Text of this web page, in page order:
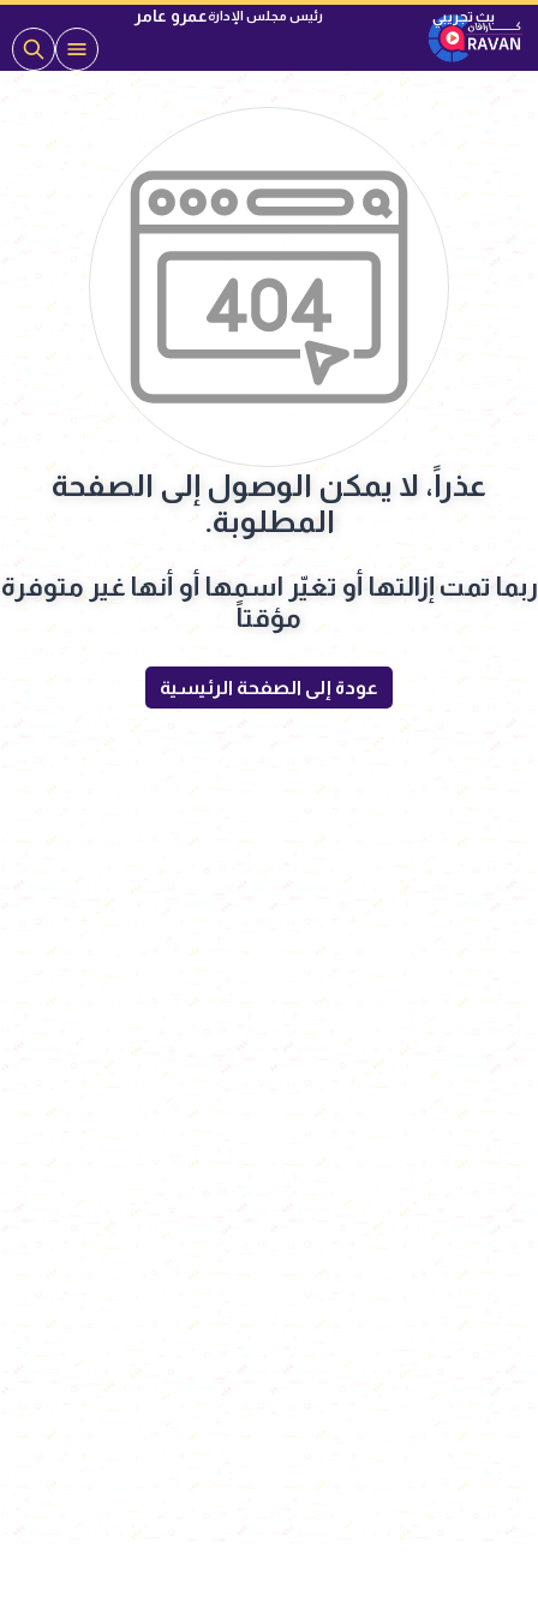
رئيس مجلس الإدارةعمرو عامر
عذراً، لا يمكن الوصول إلى الصفحة
المطلوبة.
ربما تمت إزالتها أو تغيّر اسمها أو أنها غير متوفرة
مؤقتاً
عودة إلى الصفحة الرئيسية